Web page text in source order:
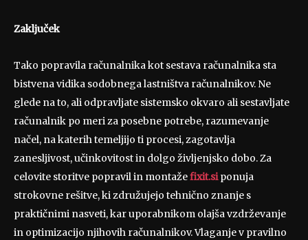
Zaključek
Tako popravila računalnika kot sestava računalnika sta
bistvena vidika sodobnega lastništva računalnikov. Ne
glede na to, ali odpravljate sistemsko okvaro ali sestavljate
računalnik po meri za posebne potrebe, razumevanje
načel, na katerih temeljijo ti procesi, zagotavlja
zanesljivost, učinkovitost in dolgo življenjsko dobo. Za
celovite storitve popravil in montažefixit.si ponuja
strokovne rešitve, ki združujejo tehnično znanje s
praktičnimi nasveti, kar uporabnikom olajša vzdrževanje
in optimizacijo njihovih računalnikov. Vlaganje v pravilno